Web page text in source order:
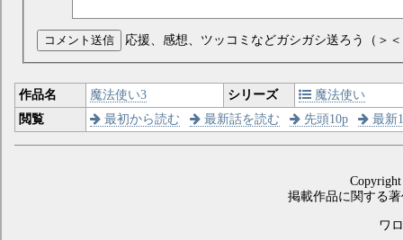
コメント送信 応援、感想、ツッコミなどガシガシ送ろう（＞
作品名 魔法使い3 シリーズ
魔法使い
閲覧
最初から読む 最新話を読む 先頭10p 最新
掲載作品に関する
ワ